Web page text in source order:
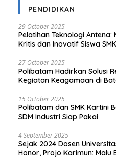
PENDIDIKAN
29 October 2025
Pelatihan Teknologi
Kritis dan Inovatif Siswa
27 October 2025
Polibatam Hadirkan Solusi
Kegiatan Keagamaan di
15 October 2025
Polibatam dan SMK Kartini
SDM Industri Siap Pakai
4 September 2025
Sejak 2024 Dosen
Honor, Projo Karimun: Malu